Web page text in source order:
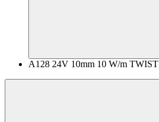
A128 24V 10mm 10 W/m TWIST